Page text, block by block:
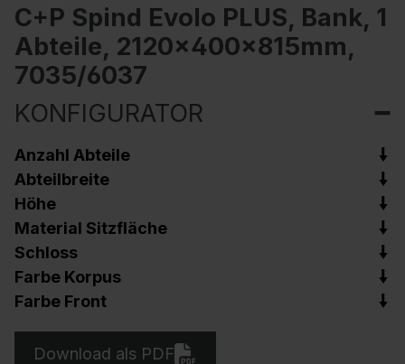
C+P Spind Evolo PLUS, Bank, 1
Abteile, 2120x400x815mm,
7035/6037
KONFIGURATOR
Anzahl Abteile
Abteilbreite
Höhe
Material Sitzfläche
Schloss
Farbe Korpus
Farbe Front
Download als PDF